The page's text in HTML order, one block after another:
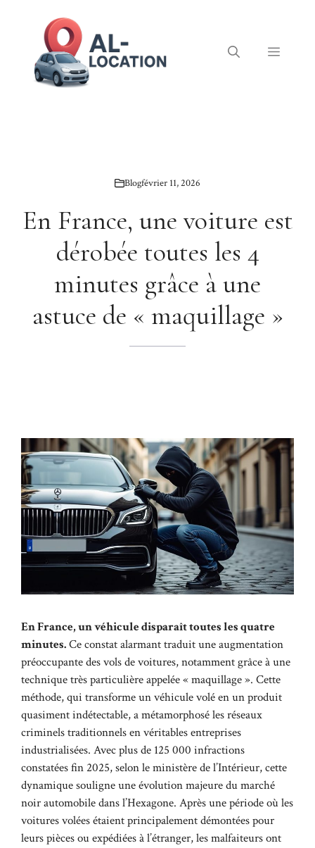
Menu
Blogfévrier 11, 2026
En France, une voiture est
dérobée toutes les 4
minutes grâce à une
astuce de « maquillage »
En France, un véhicule disparaît toutes les quatre
minutes.Ce constat alarmant traduit une augmentation
préoccupante des vols de voitures, notamment grâce à une
technique très particulière appelée « maquillage ». Cette
méthode, qui transforme un véhicule volé en un produit
quasiment indétectable, a métamorphosé les réseaux
criminels traditionnels en véritables entreprises
industrialisées. Avec plus de 125 000 infractions
constatées fin 2025, selon le ministère de l’Intérieur, cette
dynamique souligne une évolution majeure du marché
noir automobile dans l’Hexagone. Après une période où les
voitures volées étaient principalement démontées pour
leurs pièces ou expédiées à l’étranger, les malfaiteurs ont